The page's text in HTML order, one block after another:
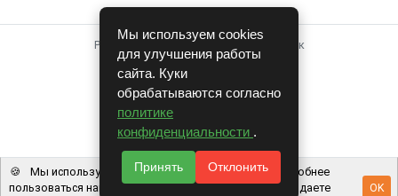
Работает на системе для авторазборок
CARRO.БИЗНЕС
Полная версия
© COPYRIGHT 2026 г.
v1.1.24
Мы используем cookies
для улучшения работы
сайта. Куки
обрабатываются согласно
политике
конфиденциальности .
Принять Отклонить
🍪
Мы используем файлы cookie, чтобы вам было удобнее
пользоваться нашим сайтом. Используя наш сайт, вы даете
OK